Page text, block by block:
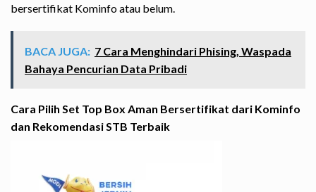
bersertifikat Kominfo atau belum.
BACA JUGA: 7 Cara Menghindari Phising, Waspada
Bahaya Pencurian Data Pribadi
Cara Pilih Set Top Box Aman Bersertifikat dari Kominfo
dan Rekomendasi STB Terbaik